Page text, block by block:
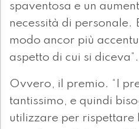
spaventosa e un
necessità di personale.
modo ancor più
aspetto di cui si diceva”.
Ovvero, il premio. “I
tantissimo, e quindi
utilizzare per rispettare